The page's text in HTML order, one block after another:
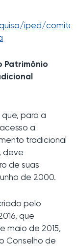
iped/
Patrimônio
para a
a
tradicional
deve
de suas
de 2000.
pelo
que
maio de 2015,
Conselho de